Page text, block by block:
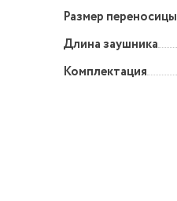
Размер переносицы
Длина заушника
Комплектация